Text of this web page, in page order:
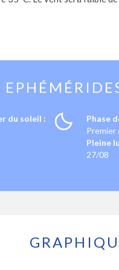
du soleil :
Phase
Premier
Pleine
27/08